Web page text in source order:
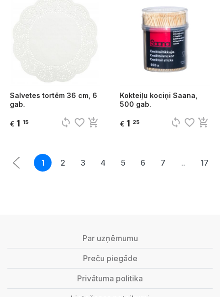
Salvetes tortēm 36 cm, 6
gab.
€ 1 15 sync favorite_border add_shopping_cart
Kokteiļu kociņi Saana,
500 gab.
€ 1 25 sync favorite_border add_shopping_cart
1 2 3 4 5 6 7 .. 17
Par uzņēmumu
Preču piegāde
Privātuma politika